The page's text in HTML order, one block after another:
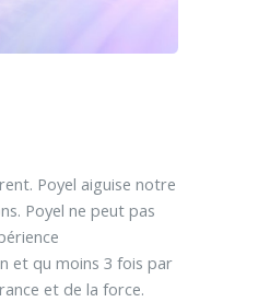
Poyel aiguise notre
Poyel ne peut pas
et qu moins 3 fois par
et de la force.